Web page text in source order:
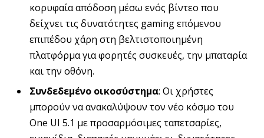
κορυφαία απόδοση μέσω ενός βίντεο που
δείχνει τις δυνατότητες gaming επόμενου
επιπέδου χάρη στη βελτιστοποιημένη
πλατφόρμα για φορητές συσκευές, την μπαταρία
και την οθόνη.
Συνδεδεμένο οικοσύστημα: Οι χρήστες
μπορούν να ανακαλύψουν τον νέο κόσμο του
One UI 5.1 με προσαρμόσιμες ταπετσαρίες,